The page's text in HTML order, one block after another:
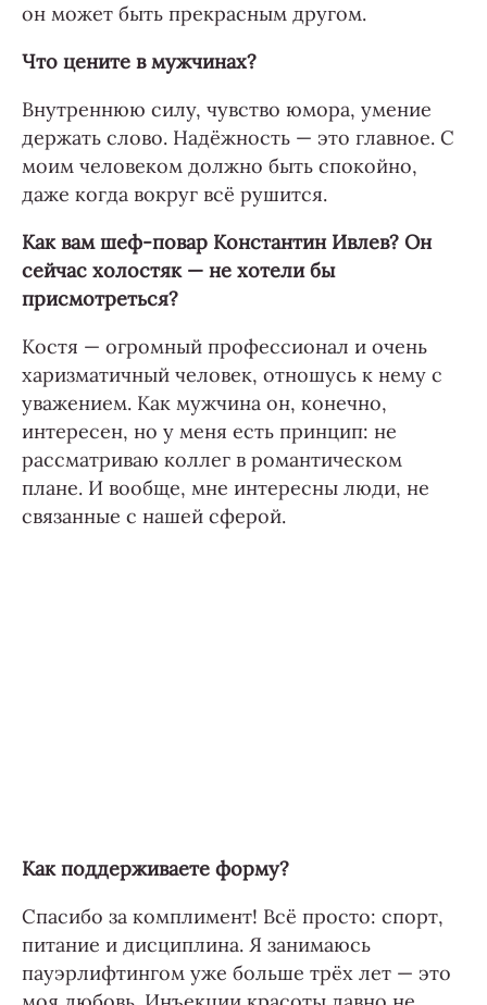
он может быть прекрасным другом.
Что цените в мужчинах?
Внутреннюю силу, чувство юмора, умение
держать слово. Надёжность — это главное. С
моим человеком должно быть спокойно,
даже когда вокруг всё рушится.
Как вам шеф-повар Константин Ивлев? Он
сейчас холостяк — не хотели бы
присмотреться?
Костя — огромный профессионал и очень
харизматичный человек, отношусь к нему с
уважением. Как мужчина он, конечно,
интересен, но у меня есть принцип: не
рассматриваю коллег в романтическом
плане. И вообще, мне интересны люди, не
связанные с нашей сферой.
Как поддерживаете форму?
Спасибо за комплимент! Всё просто: спорт,
питание и дисциплина. Я занимаюсь
пауэрлифтингом уже больше трёх лет — это